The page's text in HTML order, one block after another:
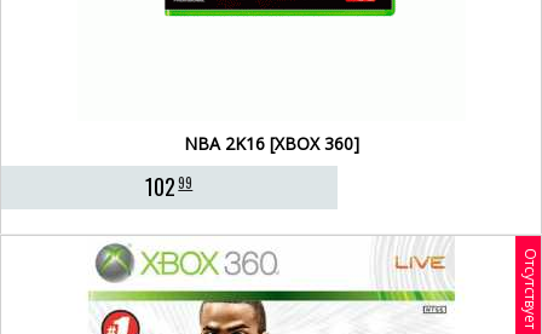
NBA 2K16 [XBOX 360]
10299
Отсутствует